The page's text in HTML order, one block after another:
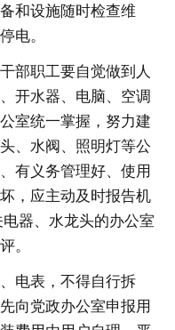
和设施随时检查维
电。
部职工要自觉做到人
开水器、电脑、空调
室统一掌握，努力建
、水阀、照明灯等公
有义务管理好、使用
，应主动及时报告机
器、水龙头的办公室
。
电表，不得自行拆
向党政办公室申报用